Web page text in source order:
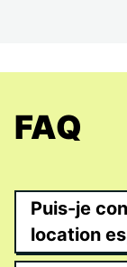
FAQ
Puis-je
location